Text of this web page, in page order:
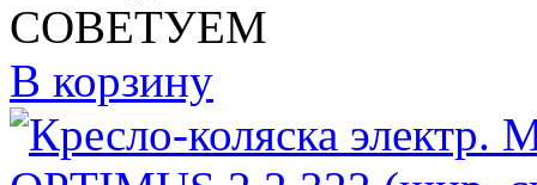
СОВЕТУЕМ
В корзину